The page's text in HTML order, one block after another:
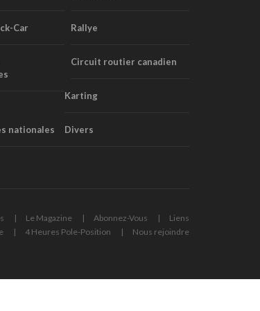
Car Rallye
Circuit routier canadien
Karting
nationales Divers
Le Magazine Abonnez-Vous
Liens
4 Heures Pole-Position Nous rejoindre